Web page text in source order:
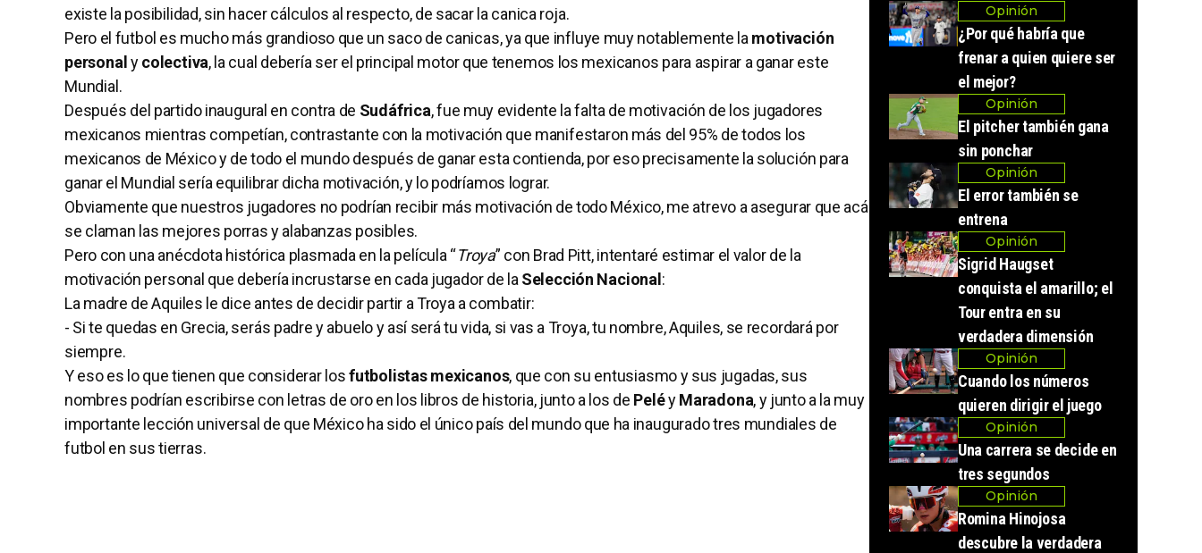
existe la posibilidad, sin hacer cálculos al respecto, de sacar la canica roja.
Pero el futbol es mucho más grandioso que un saco de canicas, ya que influye muy notablemente la motivación
personal ycolectiva, la cual debería ser el principal motor que tenemos los mexicanos para aspirar a ganar este
Mundial.
Después del partido inaugural en contra de Sudáfrica, fue muy evidente la falta de motivación de los jugadores
mexicanos mientras competían, contrastante con la motivación que manifestaron más del 95% de todos los
mexicanos de México y de todo el mundo después de ganar esta contienda, por eso precisamente la solución para
ganar el Mundial sería equilibrar dicha motivación, y lo podríamos lograr.
Obviamente que nuestros jugadores no podrían recibir más motivación de todo México, me atrevo a asegurar que acá
se claman las mejores porras y alabanzas posibles.
Pero con una anécdota histórica plasmada en la película “Troya” con Brad Pitt, intentaré estimar el valor de la
motivación personal que debería incrustarse en cada jugador de la Selección Nacional :
La madre de Aquiles le dice antes de decidir partir a Troya a combatir:
- Si te quedas en Grecia, serás padre y abuelo y así será tu vida, si vas a Troya, tu nombre, Aquiles, se recordará por
siempre.
Y eso es lo que tienen que considerar losfutbolistas mexicanos, que con su entusiasmo y sus jugadas, sus
nombres podrían escribirse con letras de oro en los libros de historia, junto a los de PeléyMaradona, y junto a la muy
importante lección universal de que México ha sido el único país del mundo que ha inaugurado tres mundiales de
futbol en sus tierras.
Opinión
¿Por qué habría que
frenar a quien quiere ser
el mejor?
Opinión
El pitcher también gana
sin ponchar
Opinión
El error también se
entrena
Opinión
Sigrid Haugset
conquista el amarillo; el
Tour entra en su
verdadera dimensión
Opinión
Cuando los números
quieren dirigir el juego
Opinión
Una carrera se decide en
tres segundos
Opinión
Romina Hinojosa
descubre la verdadera